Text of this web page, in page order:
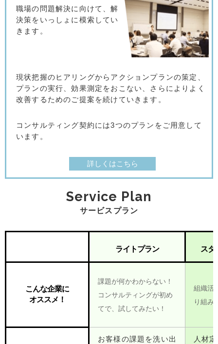
職場の問題解決に向けて、解
決策をいっしょに模索してい
きます。
現状把握のヒアリングからアクションプランの策定、
プランの実行、効果測定をおこない、さらによりよく
改善するためのご提案を続けていきます。
コンサルティング契約には3つのプランをご用意して
います。
詳しくはこちら
Service Plan
サービスプラン
ライトプラン スタ
こんな企業に
オススメ！
課題が何かわからない！
コンサルティングが初め
てで、試してみたい！
組織活
り組み
お客様の課題を洗い出
人材